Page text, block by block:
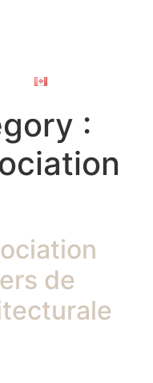
:
de